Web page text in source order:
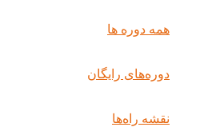
همه دوره ها
دوره‌های رایگان
نقشه راه‌ها